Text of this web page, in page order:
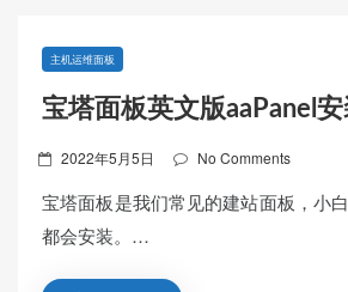
主机运维面板
宝塔面板英文版aaPanel
Posted
2022年5月5日 No Comments
宝塔面板是我们常见的建站面板，小
都会安装。…